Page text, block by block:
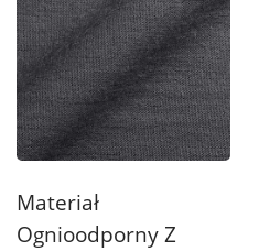
Materiał
Ognioodporny Z